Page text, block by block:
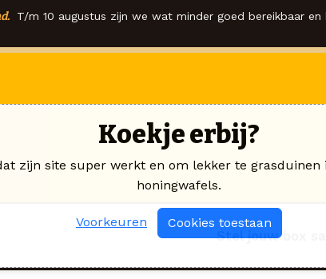
T/m 10 augustus zijn we wat minder goed bereikbaar
Stel jouw box
Koekje erbij?
zijn site super werkt en om lekker te grasduinen
honingwafels.
Voorkeuren Cookies toestaan